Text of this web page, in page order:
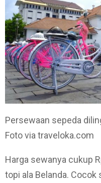
Persewaan sepeda
Foto via traveloka.com
Harga sewanya cukup
topi ala Belanda.